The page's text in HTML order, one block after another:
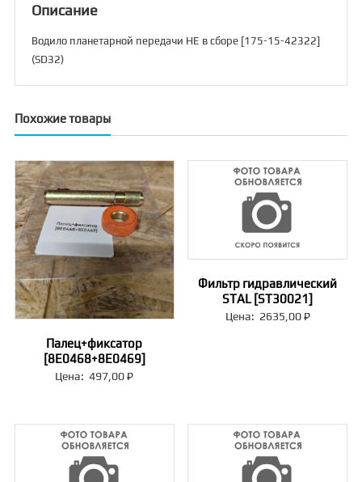
42322]
(SD32)
Описание
Водило планетарной передачи НЕ в сборе [175-15-42322]
(SD32)
Похожие товары
Палец+фиксатор
[8E0468+8E0469]
Цена: 497,00₽
Фильтр гидравлический
STAL [ST30021]
Цена: 2635,00₽